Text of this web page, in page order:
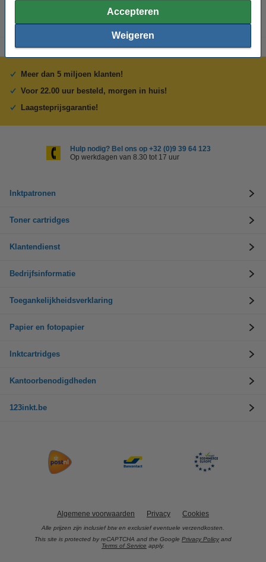
Accepteren
Weigeren
Meer dan 5 miljoen klanten!
Voor 22.00 uur besteld, morgen in huis!
Laagsteprijsgarantie!
Hulp nodig? Bel ons op +32 (0)9 39 64 123
Op werkdagen van 8.30 tot 17 uur
Inktpatronen
Toner cartridges
Klantendienst
Bedrijfsinformatie
Toegankelijkheidsverklaring
Papier en fotopapier
Inktcartridges
Kantoorbenodigdheden
123inkt.be
Algemene voorwaarden Privacy Cookies
Alle prijzen zijn inclusief btw en exclusief eventuele verzendkosten.
This site is protected by reCAPTCHA and the Google Privacy Policy and
Terms of Service apply.